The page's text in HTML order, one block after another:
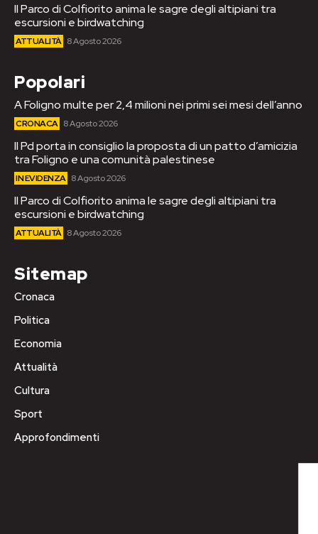
Il Parco di Colfiorito anima le sagre degli altipiani tra
escursioni e birdwatching
ATTUALITÀ 8 Agosto 2026
Popolari
A Foligno multe per 2,4 milioni nei primi sei mesi dell’anno
CRONACA 8 Agosto 2026
Il Pd porta in consiglio la proposta di un patto d’amicizia
tra Foligno e una comunità palestinese
IN EVIDENZA 8 Agosto 2026
Il Parco di Colfiorito anima le sagre degli altipiani tra
escursioni e birdwatching
ATTUALITÀ 8 Agosto 2026
Sitemap
Cronaca
Politica
Economia
Attualità
Cultura
Sport
Approfondimenti